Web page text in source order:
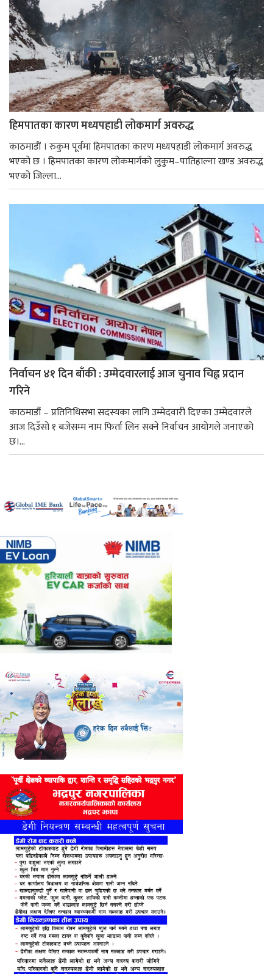
हिमपातका कारण मध्यपहाडी लोकमार्ग अवरुद्ध
काठमाडाैं । रुकुम पूर्वमा हिमपातका कारण मध्यपहाडी लोकमार्ग अवरुद्ध
भएको छ । हिमपातका कारण लोकमार्गको लुकुम–पातिहाल्ना खण्ड अवरुद्ध
भएको जिल्ला...
निर्वाचन ४१ दिन बाँकी : उम्मेदवारलाई आज चुनाव चिह्न प्रदान
गरिने
काठमाडौं – प्रतिनिधिसभा सदस्यका लागि उम्मेदवारी दिएका उम्मेदवारले
आज दिउँसो १ बजेसम्म नाम फिर्ता लिन सक्ने निर्वाचन आयोगले जनाएको
छ।...